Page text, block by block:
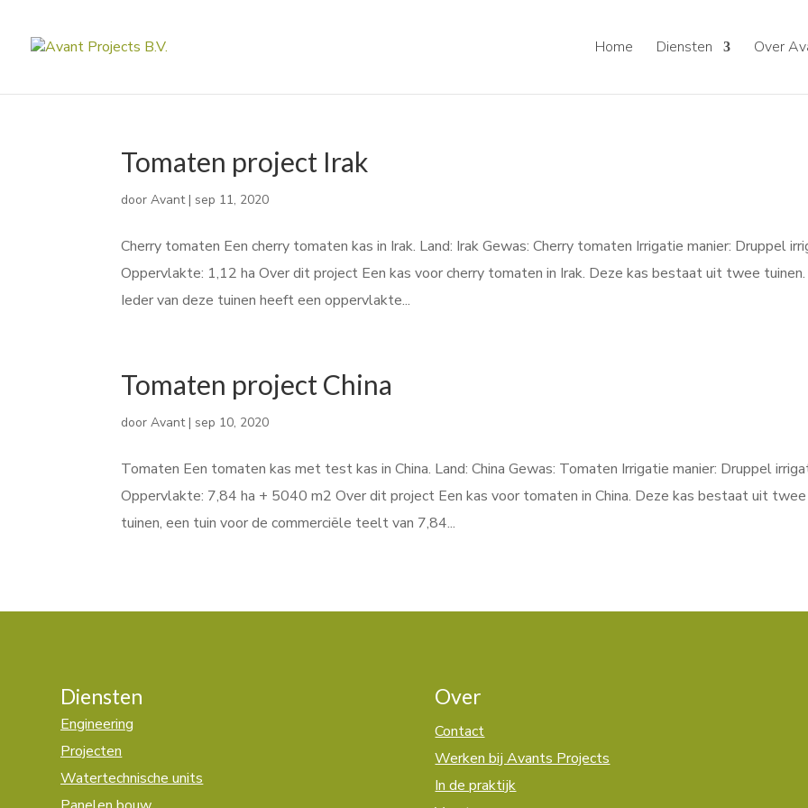
Home Diensten Over
Tomaten project Irak
doorAvant| sep 11, 2020
Cherry tomaten Een cherry tomaten kas in Irak. Land: Irak Gewas: Cherry tomaten Irrigatie manier: Druppel
Oppervlakte: 1,12 ha Over dit project Een kas voor cherry tomaten in Irak. Deze kas bestaat uit twee tuinen.
Ieder van deze tuinen heeft een oppervlakte...
Tomaten project China
doorAvant| sep 10, 2020
Tomaten Een tomaten kas met test kas in China. Land: China Gewas: Tomaten Irrigatie manier: Druppel
Oppervlakte: 7,84 ha + 5040 m2 Over dit project Een kas voor tomaten in China. Deze kas bestaat uit twee
tuinen, een tuin voor de commerciële teelt van 7,84...
Diensten
Engineering
Projecten
Watertechnische units
Over
Contact
Werken bij Avants Projects
In de praktijk